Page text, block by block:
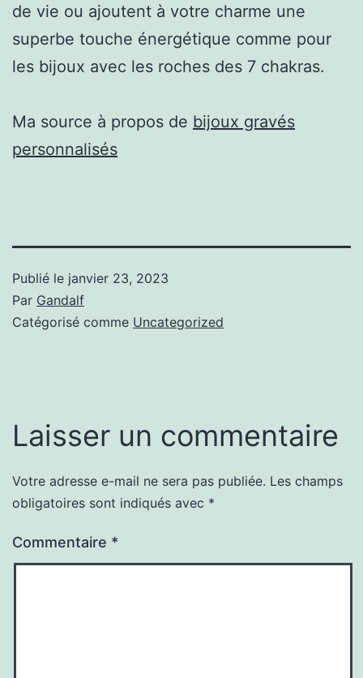
de vie ou ajoutent à votre charme une
superbe touche énergétique comme pour
les bijoux avec les roches des 7 chakras.
Ma source à propos de bijoux gravés
personnalisés
Publié le janvier 23, 2023
Par Gandalf
Catégorisé comme Uncategorized
Laisser un commentaire
Votre adresse e-mail ne sera pas publiée. Les champs
obligatoires sont indiqués avec *
Commentaire *